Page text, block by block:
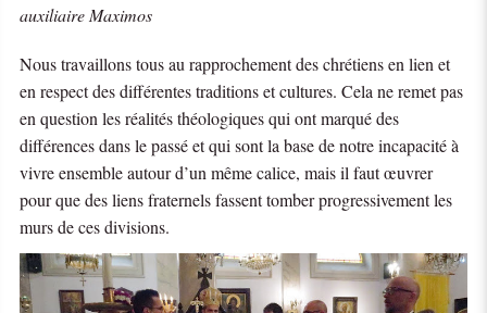
auxiliaire Maximos
Nous travaillons tous au rapprochement des chrétiens en lien et
en respect des différentes traditions et cultures. Cela ne remet pas
en question les réalités théologiques qui ont marqué des
différences dans le passé et qui sont la base de notre incapacité à
vivre ensemble autour d’un même calice, mais il faut œuvrer
pour que des liens fraternels fassent tomber progressivement les
murs de ces divisions.